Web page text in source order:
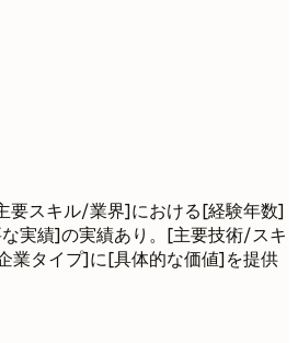
要スキル/業界]における[経験年数]
実績]の実績あり。[主要技術/スキ
業タイプ]に[具体的な価値]を提供